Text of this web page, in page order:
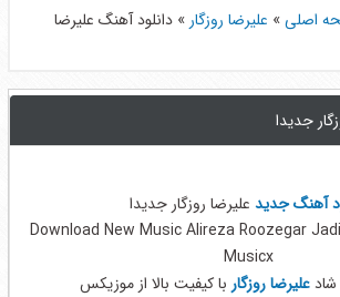
اصلی» علیرضا روزگار » دانلود آهنگ علیرضا
جدیدا
آهنگ جدید علیرضا روزگار جدیدا
Download New Music Alireza Roozegar
Musicx
علیرضا روزگار با کیفیت بالا از موزیکس